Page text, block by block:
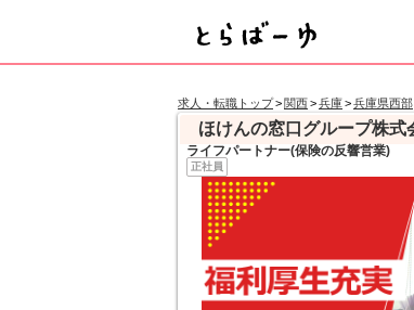
求人・転職トップ>関西>兵庫>兵庫県西部
ほけんの窓口グループ株
ライフパートナー(保険の反響営業)
正社員